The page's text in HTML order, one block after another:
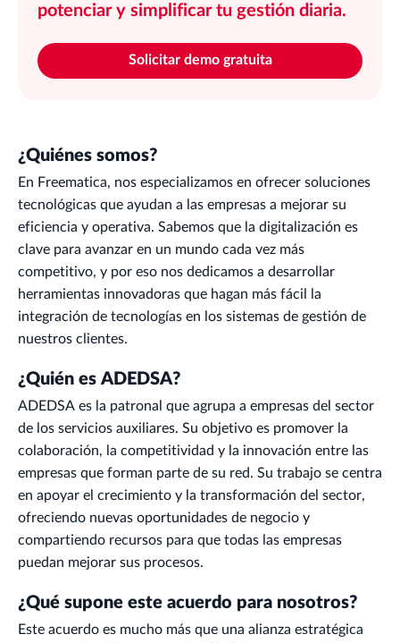
potenciar y simplificar tu gestión diaria.
Solicitar demo gratuita
¿Quiénes somos?
En Freematica, nos especializamos en ofrecer soluciones
tecnológicas que ayudan a las empresas a mejorar su
eficiencia y operativa. Sabemos que la digitalización es
clave para avanzar en un mundo cada vez más
competitivo, y por eso nos dedicamos a desarrollar
herramientas innovadoras que hagan más fácil la
integración de tecnologías en los sistemas de gestión de
nuestros clientes.
¿Quién es ADEDSA?
ADEDSA es la patronal que agrupa a empresas del sector
de los servicios auxiliares. Su objetivo es promover la
colaboración, la competitividad y la innovación entre las
empresas que forman parte de su red. Su trabajo se centra
en apoyar el crecimiento y la transformación del sector,
ofreciendo nuevas oportunidades de negocio y
compartiendo recursos para que todas las empresas
puedan mejorar sus procesos.
¿Qué supone este acuerdo para nosotros?
Este acuerdo es mucho más que una alianza estratégica